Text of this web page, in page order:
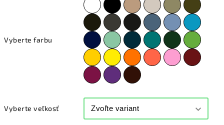
Vyberte farbu
Vyberte veľkosť